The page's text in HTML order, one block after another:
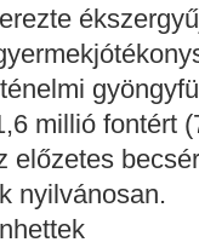
millió fontért
előzetes
nyilvánosan.